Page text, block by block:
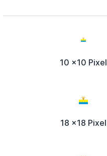
10 x10 Pixel
18 x18 Pixel